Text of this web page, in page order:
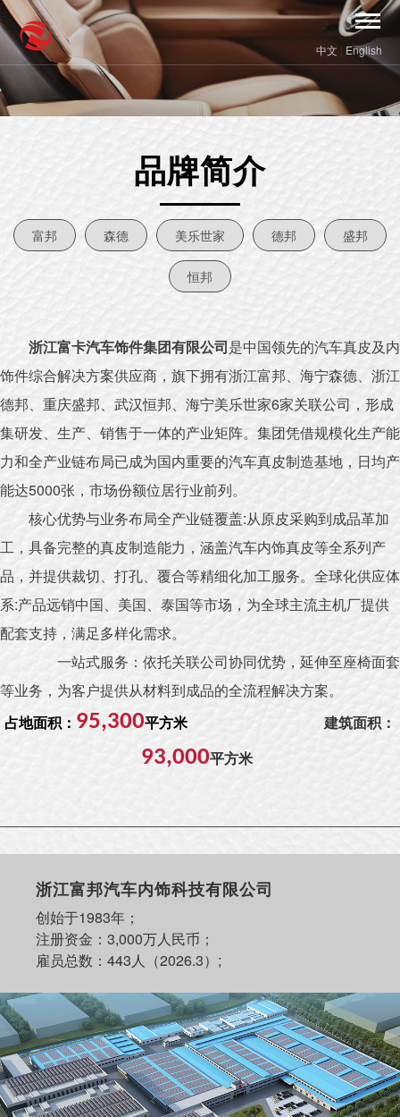
中文 | English
品牌简介
富邦 森德 美乐世家 德邦 盛邦
恒邦
浙江富卡汽车饰件集团有限公司是中国领先的汽车真皮及内
饰件综合解决方案供应商，旗下拥有浙江富邦、海宁森德、浙江
德邦、重庆盛邦、武汉恒邦、海宁美乐世家6家关联公司，形成
集研发、生产、销售于一体的产业矩阵。集团凭借规模化生产能
力和全产业链布局已成为国内重要的汽车真皮制造基地，日均产
能达5000张，市场份额位居行业前列。
核心优势与业务布局全产业链覆盖:从原皮采购到成品革加
工，具备完整的真皮制造能力，涵盖汽车内饰真皮等全系列产
品，并提供裁切、打孔、覆合等精细化加工服务。全球化供应体
系:产品远销中国、美国、泰国等市场，为全球主流主机厂提供
配套支持，满足多样化需求。
一站式服务：依托关联公司协同优势，延伸至座椅面套
等业务，为客户提供从材料到成品的全流程解决方案。
占地面积： 95,300平方米 建筑面积：
93,000平方米
浙江富邦汽车内饰科技有限公司
创始于1983年；
注册资金：3,000万人民币；
雇员总数：443人（2026.3）;